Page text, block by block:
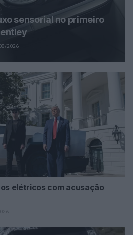
sensorial no primeiro
2026
elétricos com acusação